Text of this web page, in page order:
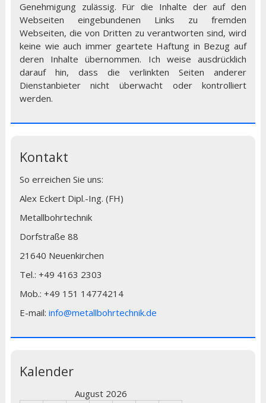
Genehmigung zulässig. Für die Inhalte der auf den
Webseiten eingebundenen Links zu fremden
Webseiten, die von Dritten zu verantworten sind, wird
keine wie auch immer geartete Haftung in Bezug auf
deren Inhalte übernommen. Ich weise ausdrücklich
darauf hin, dass die verlinkten Seiten anderer
Dienstanbieter nicht überwacht oder kontrolliert
werden.
Kontakt
So erreichen Sie uns:
Alex Eckert Dipl.-Ing. (FH)
Metallbohrtechnik
Dorfstraße 88
21640 Neuenkirchen
Tel.: +49 4163 2303
Mob.: +49 151 14774214
E-mail: info@metallbohrtechnik.de
Kalender
August 2026